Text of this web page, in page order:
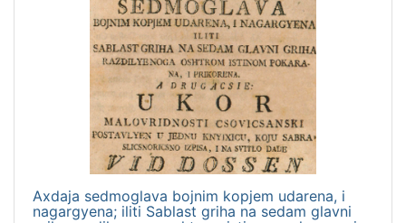
Axdaja sedmoglava bojnim kopjem udarena, i
nagargyena; iliti Sablast griha na sedam glavni